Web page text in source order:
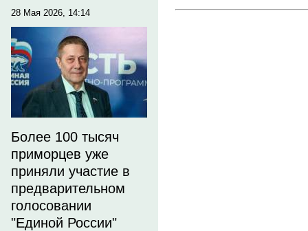
28 Мая 2026, 14:14
Более 100 тысяч
приморцев уже
приняли участие в
предварительном
голосовании
"Единой России"